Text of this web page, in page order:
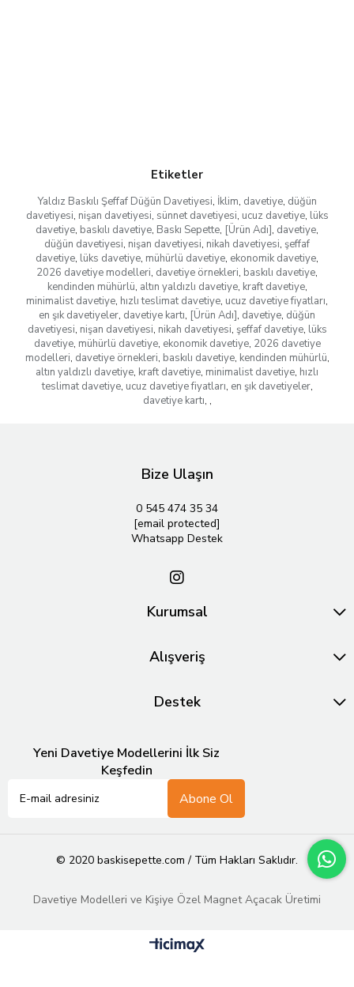
Etiketler
Yaldız Baskılı Şeffaf Düğün Davetiyesi, İklim, davetiye, düğün
davetiyesi, nişan davetiyesi, sünnet davetiyesi, ucuz davetiye, lüks
davetiye, baskılı davetiye, Baskı Sepette, [Ürün Adı], davetiye,
düğün davetiyesi, nişan davetiyesi, nikah davetiyesi, şeffaf
davetiye, lüks davetiye, mühürlü davetiye, ekonomik davetiye,
2026 davetiye modelleri, davetiye örnekleri, baskılı davetiye,
kendinden mühürlü, altın yaldızlı davetiye, kraft davetiye,
minimalist davetiye, hızlı teslimat davetiye, ucuz davetiye fiyatları,
en şık davetiyeler, davetiye kartı, [Ürün Adı], davetiye, düğün
davetiyesi, nişan davetiyesi, nikah davetiyesi, şeffaf davetiye, lüks
davetiye, mühürlü davetiye, ekonomik davetiye, 2026 davetiye
modelleri, davetiye örnekleri, baskılı davetiye, kendinden mühürlü,
altın yaldızlı davetiye, kraft davetiye, minimalist davetiye, hızlı
teslimat davetiye, ucuz davetiye fiyatları, en şık davetiyeler,
davetiye kartı, ,
Bize Ulaşın
0 545 474 35 34
[email protected]
Whatsapp Destek
Kurumsal
Alışveriş
Destek
Yeni Davetiye Modellerini İlk Siz
Keşfedin
Abone Ol
© 2020 baskisepette.com / Tüm Hakları Saklıdır.
Davetiye Modelleri ve Kişiye Özel Magnet Açacak Üretimi